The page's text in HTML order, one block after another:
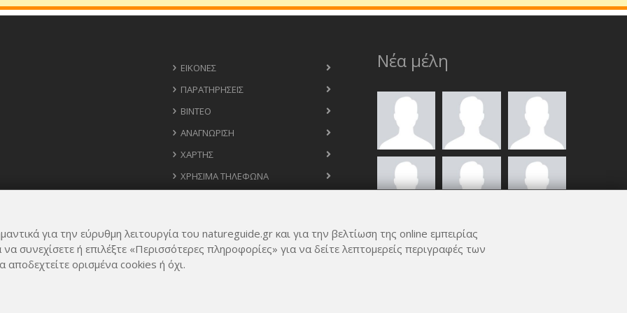
ΕΙΚΌΝΕΣ
ΠΑΡΑΤΗΡΉΣΕΙΣ
ΒΊΝΤΕΟ
ΑΝΑΓΝΏΡΙΣΗ
ΧΆΡΤΗΣ
ΧΡΉΣΙΜΑ ΤΗΛΈΦΩΝΑ
Νέα μέλη
ΟΛΑ ΤΑ ΜΈΛΗ
για την εύρυθμη λειτουργία του natureguide.gr και για την βελτίωση της online εμπειρίας
συνεχίσετε ή επιλέξτε «Περισσότερες πληροφορίες» για να δείτε λεπτομερείς περιγραφές των
ορισμένα cookies ή όχι.